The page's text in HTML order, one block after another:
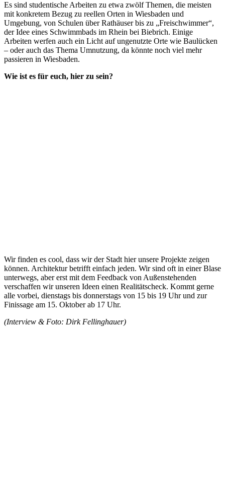
Es sind studentische Arbeiten zu etwa zwölf Themen, die meisten
mit konkretem Bezug zu reellen Orten in Wiesbaden und
Umgebung, von Schulen über Rathäuser bis zu „Freischwimmer“,
der Idee eines Schwimmbads im Rhein bei Biebrich. Einige
Arbeiten werfen auch ein Licht auf ungenutzte Orte wie Baulücken
– oder auch das Thema Umnutzung, da könnte noch viel mehr
passieren in Wiesbaden.
Wie ist es für euch, hier zu sein?
Wir finden es cool, dass wir der Stadt hier unsere Projekte zeigen
können. Architektur betrifft einfach jeden. Wir sind oft in einer Blase
unterwegs, aber erst mit dem Feedback von Außenstehenden
verschaffen wir unseren Ideen einen Realitätscheck. Kommt gerne
alle vorbei, dienstags bis donnerstags von 15 bis 19 Uhr und zur
Finissage am 15. Oktober ab 17 Uhr.
(Interview & Foto: Dirk Fellinghauer)